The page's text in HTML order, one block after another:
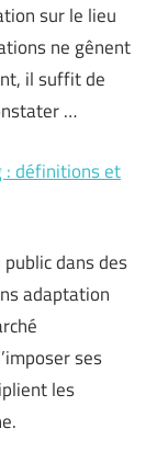
sur le lieu
ne gênent
il suffit de
…
: définitions et
dans des
adaptation
ses
les